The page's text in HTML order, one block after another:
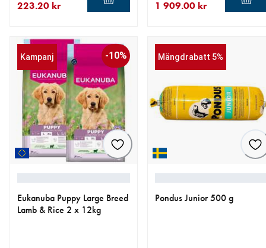
223.20 kr 1 909.00 kr
Kampanj -10%
Eukanuba Puppy Large Breed
Lamb & Rice 2 x 12kg
Mängdrabatt 5%
Pondus Junior 500 g